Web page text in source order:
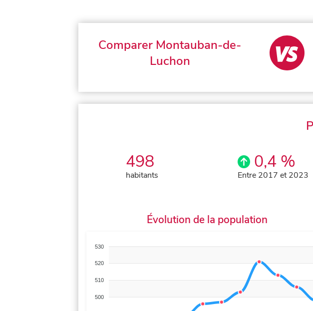
Comparer Montauban-de-
Luchon
498
habitants
0,4 %
Entre 2017 et 2023
Évolution de la population
530
520
510
500